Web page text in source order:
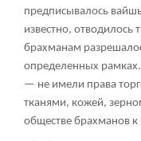
предписывалось
известно, отводилось
брахманам
определенных
— не имели права
тканями, кожей,
обществе брахманов к